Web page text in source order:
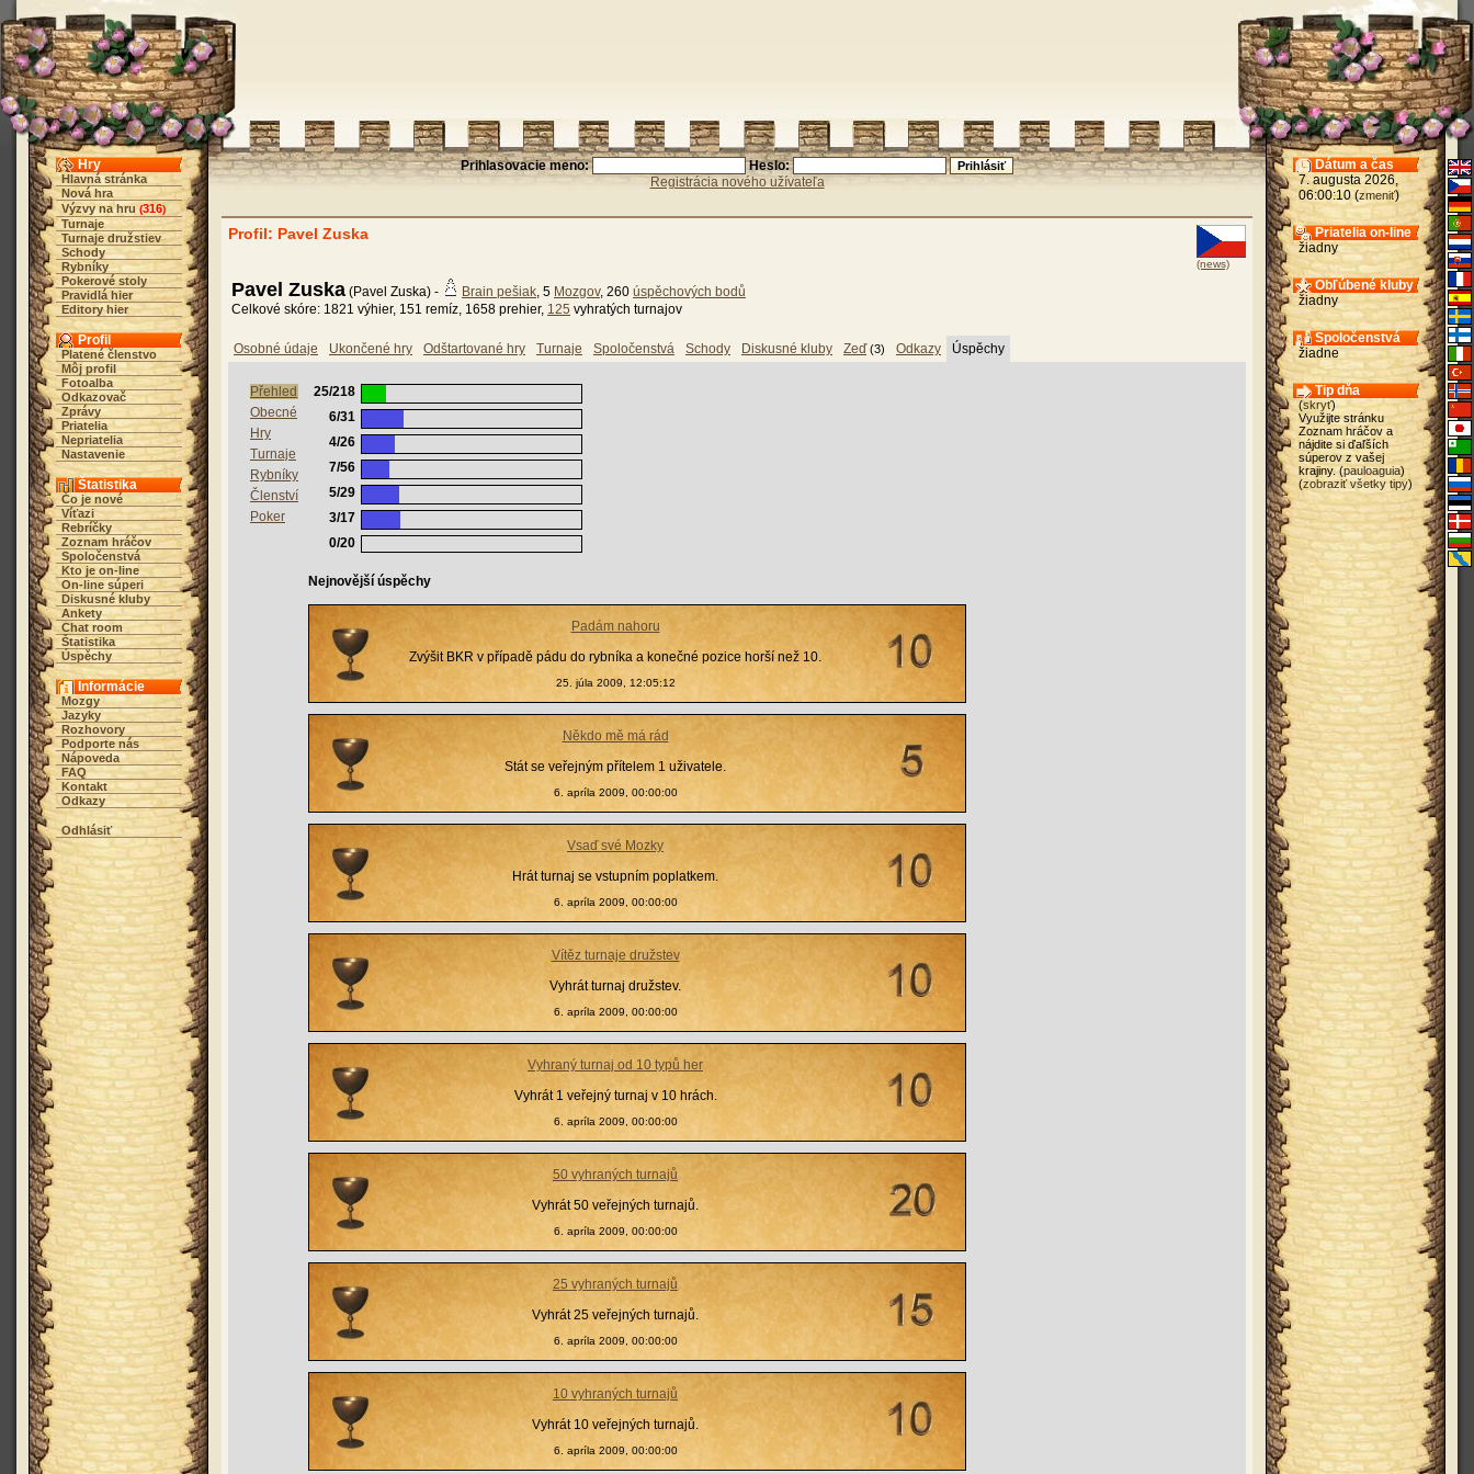
Hry
Hlavná stránka
Nová hra
Výzvy na hru (316)
Turnaje
Turnaje družstiev
Schody
Rybníky
Pokerové stoly
Pravidlá hier
Editory hier
Profil
Platené členstvo
Môj profil
Fotoalba
Odkazovač
Zprávy
Priatelia
Nepriatelia
Nastavenie
Štatistika
Čo je nové
Víťazi
Rebríčky
Zoznam hráčov
Spoločenstvá
Kto je on-line
On-line súperi
Diskusné kluby
Ankety
Chat room
Štatistika
Úspěchy
Informácie
Mozgy
Jazyky
Rozhovory
Podporte nás
Nápoveda
FAQ
Kontakt
Odkazy
Odhlásiť
Prihlasovacie meno:
Heslo:
Registrácia nového užívateľa
(news)
Profil: Pavel Zuska
Pavel Zuska (Pavel Zuska) - Brain pešiak, 5 Mozgov, 260 úspěchových bodů
Celkové skóre: 1821 výhier, 151 remíz, 1658 prehier, 125 vyhratých turnajov
Osobné údaje Ukončené hry Odštartované hry Turnaje Spoločenstvá Schody Diskusné kluby Zeď (3) Odkazy Úspěchy
Přehled
Obecné
Hry
Turnaje
Rybníky
Členství
Poker
25/218
6/31
4/26
7/56
5/29
3/17
0/20
Nejnovější úspěchy
Padám nahoru
Zvýšit BKR v případě pádu do rybníka a konečné pozice horší než 10.
25. júla 2009, 12:05:12
Někdo mě má rád
Stát se veřejným přítelem 1 uživatele.
6. apríla 2009, 00:00:00
Vsaď své Mozky
Hrát turnaj se vstupním poplatkem.
6. apríla 2009, 00:00:00
Vítěz turnaje družstev
Vyhrát turnaj družstev.
6. apríla 2009, 00:00:00
Vyhraný turnaj od 10 typů her
Vyhrát 1 veřejný turnaj v 10 hrách.
6. apríla 2009, 00:00:00
50 vyhraných turnajů
Vyhrát 50 veřejných turnajů.
6. apríla 2009, 00:00:00
25 vyhraných turnajů
Vyhrát 25 veřejných turnajů.
6. apríla 2009, 00:00:00
10 vyhraných turnajů
Vyhrát 10 veřejných turnajů.
6. apríla 2009, 00:00:00
Dátum a čas
7. augusta 2026,
06:00:10 (zmeniť)
Priatelia on-line
žiadny
Obľúbené kluby
žiadny
Spoločenstvá
žiadne
Tip dňa
(skryť)
Využijte stránku
Zoznam hráčov a
nájdite si ďaľších
súperov z vašej
krajiny. (pauloaguia)
(zobraziť všetky tipy)